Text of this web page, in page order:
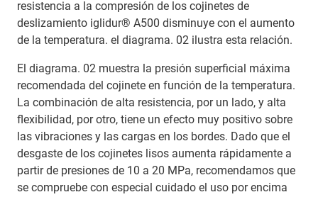
resistencia a la compresión de los cojinetes de
deslizamiento iglidur® A500 disminuye con el aumento
de la temperatura. el diagrama. 02 ilustra esta relación.
El diagrama. 02 muestra la presión superficial máxima
recomendada del cojinete en función de la temperatura.
La combinación de alta resistencia, por un lado, y alta
flexibilidad, por otro, tiene un efecto muy positivo sobre
las vibraciones y las cargas en los bordes. Dado que el
desgaste de los cojinetes lisos aumenta rápidamente a
partir de presiones de 10 a 20 MPa, recomendamos que
se compruebe con especial cuidado el uso por encima